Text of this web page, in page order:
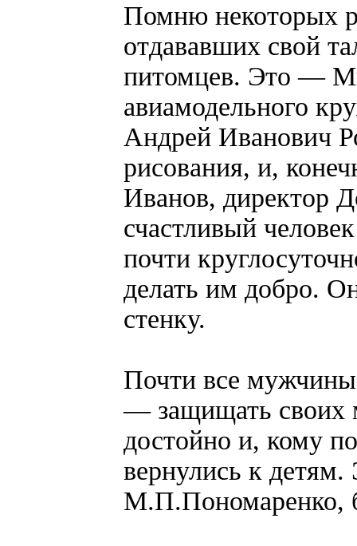
Помню некоторых
отдававших свой
питомцев. Это —
авиамодельного
Андрей Иванович
рисования, и,
Иванов, директор
счастливый
почти
делать им добро.
стенку.
Почти все
— защищать своих
достойно и, кому
вернулись к
М.П.Пономаренко,